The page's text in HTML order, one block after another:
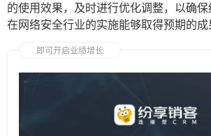
的使用效果，及时进行优化调整，以确
在网络安全行业的实施能够取得预期的成
即可开启业绩增长